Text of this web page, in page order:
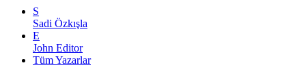
S
Sadi Özkışla
E
John Editor
Tüm Yazarlar